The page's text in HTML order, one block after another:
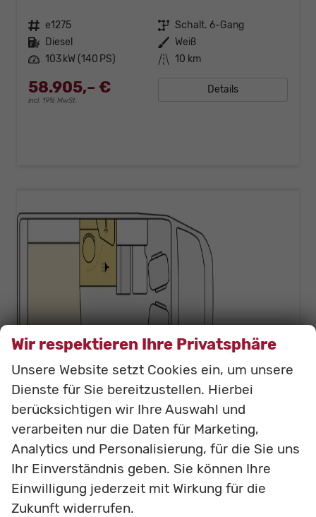
Fahrzeugnr. e1275 Getriebe Schalt. 6-Gang
Kraftstoff Diesel Außenfarbe Weiß
Leistung 103 kW (140 PS) Kilometerstand 10 km
58.905,– €
incl. 19% MwSt.
Details
Etrusco Campervan
Neufahrzeug Fahrzeugnr.: bCV600DB+
unverbindliche Lieferzeit: 6 Monate Neufahrzeug
bCV600DB+
Wir respektieren Ihre Privatsphäre
Unsere Website setzt Cookies ein, um unsere
Dienste für Sie bereitzustellen. Hierbei
berücksichtigen wir Ihre Auswahl und
verarbeiten nur die Daten für Marketing,
Analytics und Personalisierung, für die Sie uns
Ihr Einverständnis geben. Sie können Ihre
Einwilligung jederzeit mit Wirkung für die
Zukunft widerrufen.